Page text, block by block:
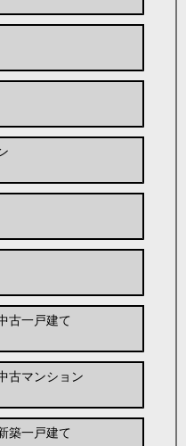
古一戸建て
古マンション
築一戸建て